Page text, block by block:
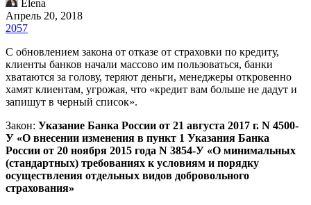
Elena
Апрель 20, 2018
2057
С обновлением закона от отказе от страховки по кредиту,
клиенты банков начали массово им пользоваться, банки
хватаются за голову, теряют деньги, менеджеры откровенно
хамят клиентам, угрожая, что «кредит вам больше не дадут и
запишут в черный список».
Закон: Указание Банка России от 21 августа 2017 г. N 4500-
У «О внесении изменения в пункт 1 Указания Банка
России от 20 ноября 2015 года N 3854-У «О минимальных
(стандартных) требованиях к условиям и порядку
осуществления отдельных видов добровольного
страхования»